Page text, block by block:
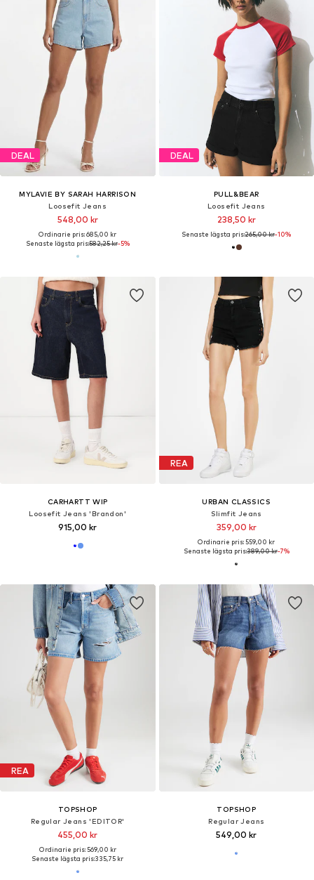
DEAL
MYLAVIE BY SARAH HARRISON
Loosefit Jeans
548,00 kr
Ordinarie pris: 685,00 kr
Senaste lägsta pris:582,25 kr-5%
DEAL
PULL&BEAR
Loosefit Jeans
238,50 kr
Senaste lägsta pris:265,00 kr-10%
CARHARTT WIP
Loosefit Jeans 'Brandon'
915,00 kr
REA
URBAN CLASSICS
Slimfit Jeans
359,00 kr
Ordinarie pris: 559,00 kr
Senaste lägsta pris:389,00 kr-7%
REA
TOPSHOP
Regular Jeans 'EDITOR'
455,00 kr
Ordinarie pris: 569,00 kr
Senaste lägsta pris:335,75 kr
TOPSHOP
Regular Jeans
549,00 kr